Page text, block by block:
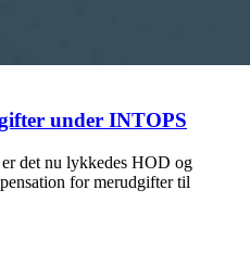
under INTOPS
det nu lykkedes HOD og
for merudgifter til